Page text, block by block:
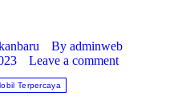
By adminweb
Leave a comment
Terpercaya